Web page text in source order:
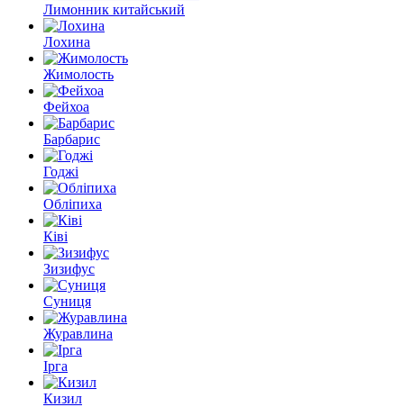
Лимонник китайський
Лохина
Жимолость
Фейхоа
Барбарис
Годжі
Обліпиха
Ківі
Зизифус
Суниця
Журавлина
Ірга
Кизил